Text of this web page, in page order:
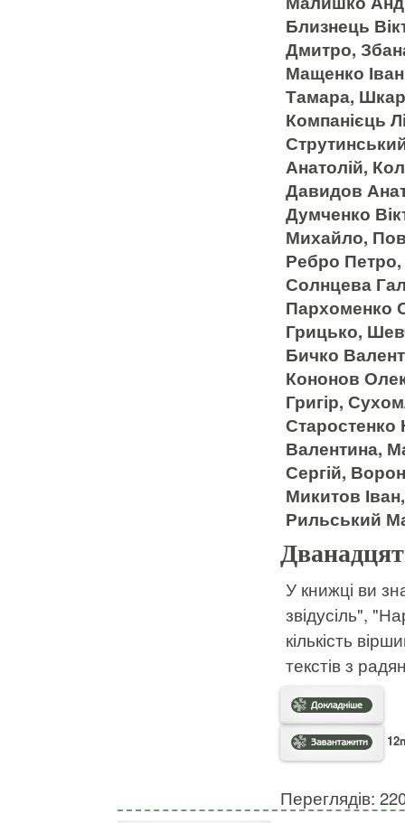
Близнець
Дмитро,
Мащенко
Тамара,
Компанієць
Анатолій,
Давидов
Думченко
Михайло,
Ребро Петро,
Солнцева
Пархоменко
Грицько,
Бичко
Кононов
Григір,
Валентина,
Сергій,
Микитов
Рильський
У книжці ви
звідусіль",
кількість
текстів з
Переглядів: